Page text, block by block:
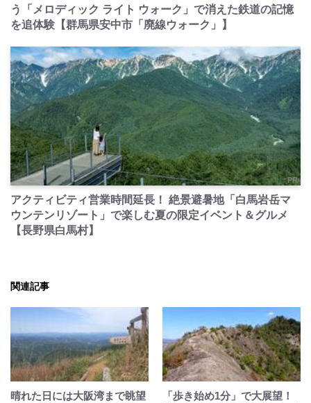
う「メロディック ライト ウォーク」で消えた鉄道の記憶
を追体験【群馬県安中市「廃線ウォーク」】
PR
アクティビティ営業時間延長！ 絶景避暑地「白馬岩岳マ
ウンテンリゾート」で楽しむ夏の限定イベント＆グルメ
【長野県白馬村】
関連記事
晴れた日には大阪湾まで眺望
「歩き始め1分」で大展望！